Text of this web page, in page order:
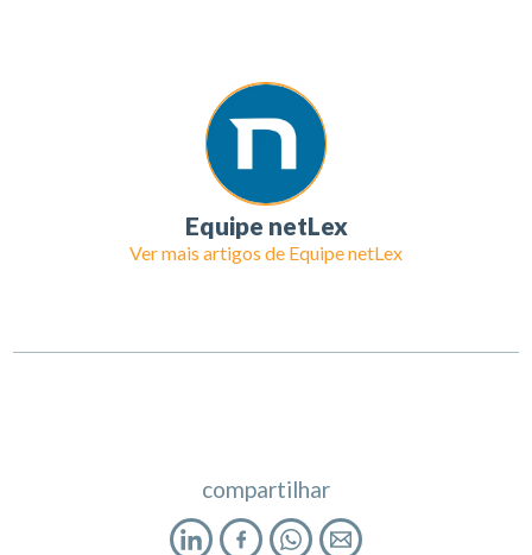
Equipe netLex
Ver mais artigos de Equipe netLex
compartilhar